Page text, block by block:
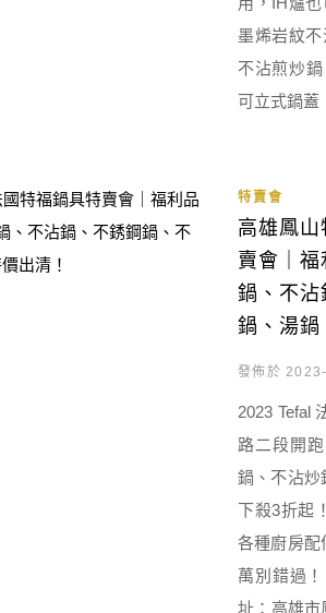
墨烯岩紋
不沾煎炒
可立式鍋
特賣會
高雄鳳
賣會｜
鍋、不沾
鍋、湯鍋
發佈於
2023 Tefal
路二段開
鍋、不沾炒
下殺3折起
各種廚房配
萬別錯過
址：高雄市